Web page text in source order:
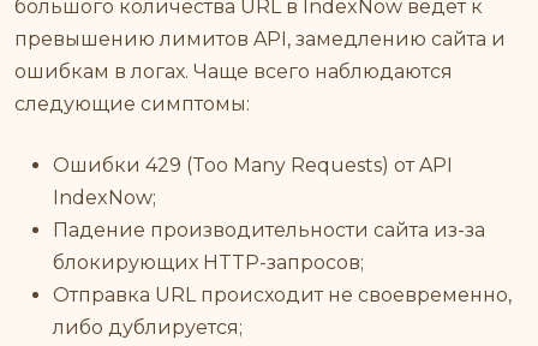
большого количества URL в IndexNow ведет к
превышению лимитов API, замедлению сайта и
ошибкам в логах. Чаще всего наблюдаются
следующие симптомы:
Ошибки 429 (Too Many Requests) от API
IndexNow;
Падение производительности сайта из-за
блокирующих HTTP-запросов;
Отправка URL происходит не своевременно,
либо дублируется;